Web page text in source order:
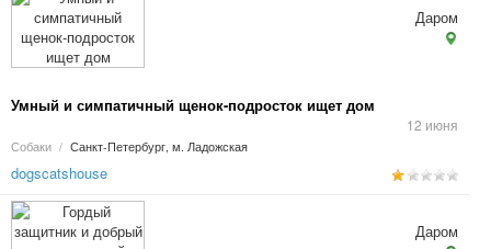
Умный и симпатичный щенок-подросток ищет дом
12 июня
Собаки / Санкт-Петербург, м. Ладожская
Даром
dogscatshouse
Даром